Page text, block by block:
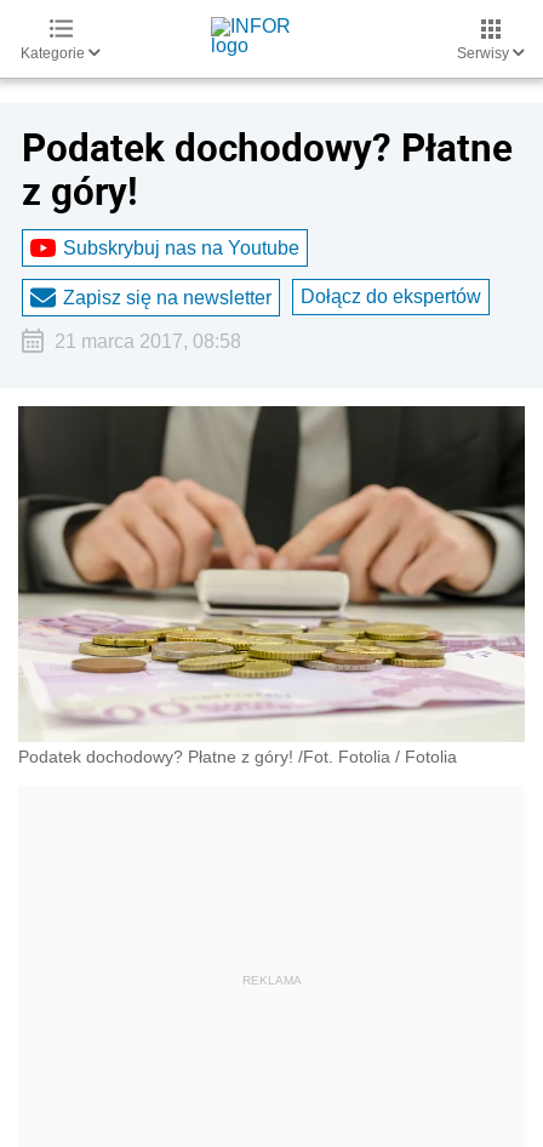
Kategorie Serwisy
Podatek dochodowy? Płatne
z góry!
Subskrybuj nas na Youtube
Zapisz się na newsletter Dołącz do ekspertów
21 marca 2017, 08:58
Podatek dochodowy? Płatne z góry! /Fot. Fotolia / Fotolia